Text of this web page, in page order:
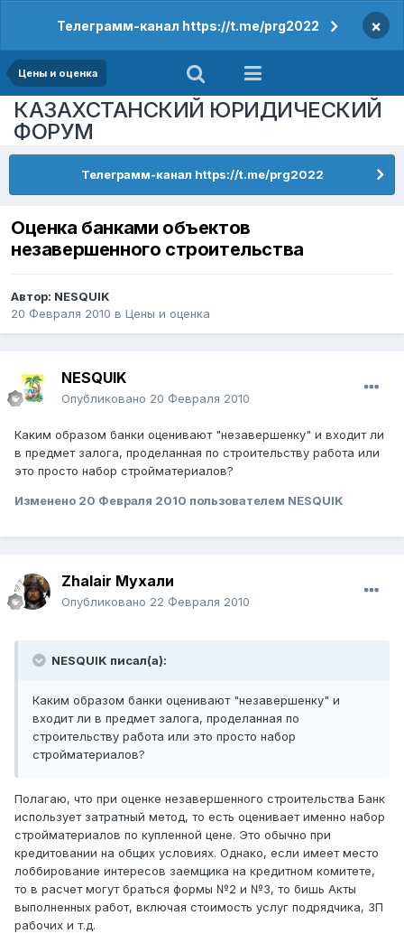
Телеграмм-канал https://t.me/prg2022 ×
Цены и оценка
КАЗАХСТАНСКИЙ ЮРИДИЧЕСКИЙ
ФОРУМ
Телеграмм-канал https://t.me/prg2022
Оценка банками объектов
незавершенного строительства
Автор: NESQUIK
20 Февраля 2010 в Цены и оценка
NESQUIK
Опубликовано 20 Февраля 2010
Каким образом банки оценивают "незавершенку" и входит ли
в предмет залога, проделанная по строительству работа или
это просто набор стройматериалов?
Изменено 20 Февраля 2010 пользователем NESQUIK
Zhalair Мухали
Опубликовано 22 Февраля 2010
NESQUIK писал(а):
Каким образом банки оценивают "незавершенку" и
входит ли в предмет залога, проделанная по
строительству работа или это просто набор
стройматериалов?
Полагаю, что при оценке незавершенного строительства Банк
использует затратный метод, то есть оценивает именно набор
стройматериалов по купленной цене. Это обычно при
кредитовании на общих условиях. Однако, если имеет место
лоббирование интересов заемщика на кредитном комитете,
то в расчет могут браться формы №2 и №3, то бишь Акты
выполненных работ, включая стоимость услуг подрядчика, ЗП
рабочих и т.д.